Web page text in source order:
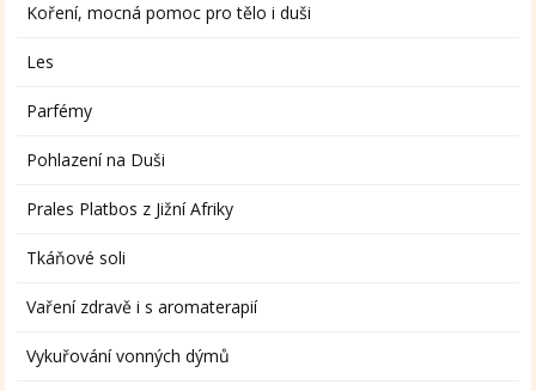
Koření, mocná pomoc pro tělo i duši
Les
Parfémy
Pohlazení na Duši
Prales Platbos z Jižní Afriky
Tkáňové soli
Vaření zdravě i s aromaterapií
Vykuřování vonných dýmů